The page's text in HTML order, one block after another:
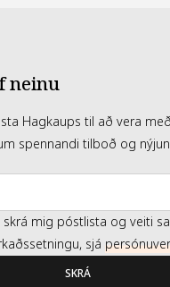
neinu
Hagkaups til að vera
spennandi tilboð og
skrá mig póstlista og veiti
sjá
SKRÁ